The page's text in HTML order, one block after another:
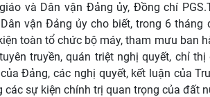
và Dân vận Đảng ủy, Đồng chí
vận Đảng ủy cho biết, trong 6 tháng
toàn tổ chức bộ máy, tham mưu ban
truyền, quán triệt nghị quyết, chỉ
Đảng, các nghị quyết, kết luận của
sự kiện chính trị quan trọng của đất